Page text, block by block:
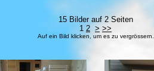
15 Bilder auf 2 Seiten
1 2 > >>
Auf ein Bild klicken, um es zu vergrössern.